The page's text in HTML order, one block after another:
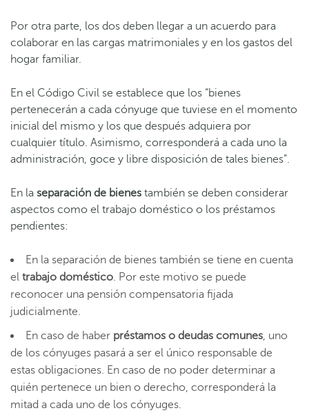
Por otra parte, los dos deben llegar a un acuerdo para
colaborar en las cargas matrimoniales y en los gastos del
hogar familiar.
En el Código Civil se establece que los “bienes
pertenecerán a cada cónyuge que tuviese en el momento
inicial del mismo y los que después adquiera por
cualquier título. Asimismo, corresponderá a cada uno la
administración, goce y libre disposición de tales bienes”.
En la separación de bienes también se deben considerar
aspectos como el trabajo doméstico o los préstamos
pendientes:
En la separación de bienes también se tiene en cuenta
el trabajo doméstico. Por este motivo se puede
reconocer una pensión compensatoria fijada
judicialmente.
En caso de haber préstamos o deudas comunes, uno
de los cónyuges pasará a ser el único responsable de
estas obligaciones. En caso de no poder determinar a
quién pertenece un bien o derecho, corresponderá la
mitad a cada uno de los cónyuges.